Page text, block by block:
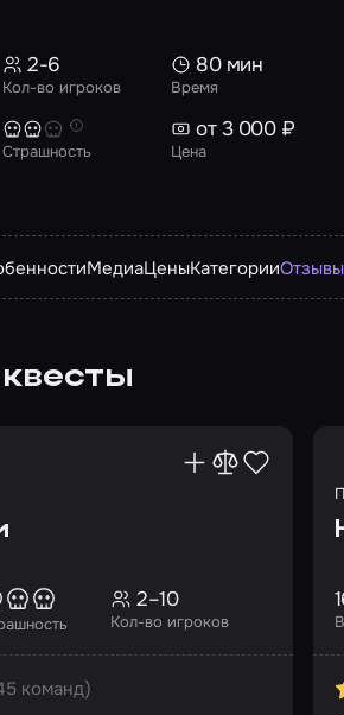
Кол-во игроков
2-6
Время
80 мин
Страшность Цена
от 3 000 ₽
МедиаЦеныКатегорииОтзывы
Кол-во игроков
2–10
команд)